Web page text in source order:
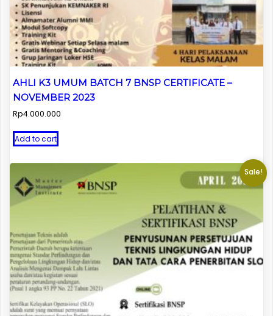
AHLI K3 UMUM BATCH 7 BNSP CERTIFICATE –
NOVEMBER 2023
Rp4.000.000
Add to cart
Sale!